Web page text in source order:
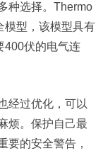
种选择。Thermo
模型，该模型具有
400伏的电气连
经过优化，可以
烦。保护自己最
要的安全警告，